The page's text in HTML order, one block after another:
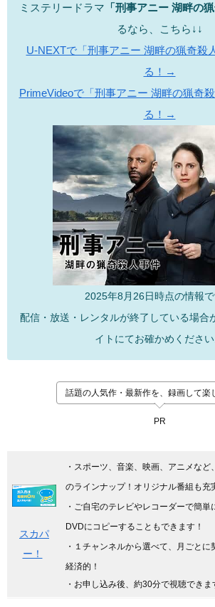
ミステリードラマ 「刑事アニー 湖畔の
るなら、こちら↓↓
U-NEXTで「刑事アニー 湖畔の猟奇殺
る！→
PrimeVideoで「刑事アニー 湖畔の猟奇
る！→
2025年8月26日時点の情報で
配信・放送・レンタルが終了している場合
イトにてお確かめください
話題の人気作・最新作を、録画して楽
PR
スカパ
ー！
・スポーツ、音楽、映画、アニメな
のラインナップ！オリジナル番組も充
・ご自宅のテレビやレコーダーで簡単
DVDにコピーすることもできます！
・１チャンネルから選べて、月ごとに
経済的！
・お申し込み後、約30分で視聴できま